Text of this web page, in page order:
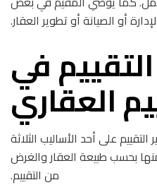
أو الصيانة أو تطوير العقار.
في
العقاري
على أحد الأساليب الثلاثة
بحسب طبيعة العقار والغرض
من التقييم.